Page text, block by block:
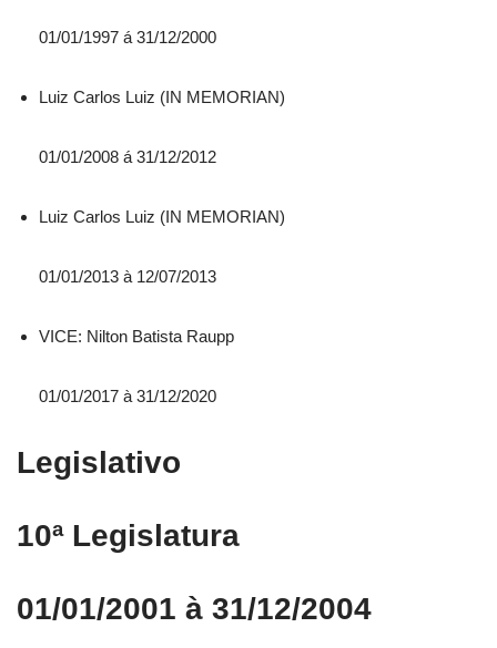
01/01/1997 á 31/12/2000
Luiz Carlos Luiz (IN MEMORIAN)
01/01/2008 á 31/12/2012
Luiz Carlos Luiz (IN MEMORIAN)
01/01/2013 à 12/07/2013
VICE: Nilton Batista Raupp
01/01/2017 à 31/12/2020
Legislativo
10ª Legislatura
01/01/2001 à 31/12/2004